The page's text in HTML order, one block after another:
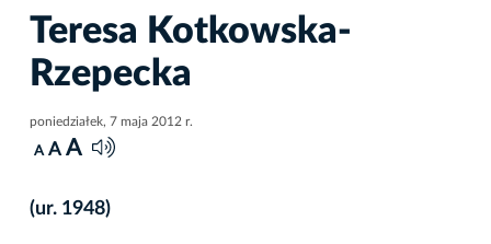
Teresa Kotkowska-
Rzepecka
poniedziałek, 7 maja 2012 r.
A A A
(ur. 1948)